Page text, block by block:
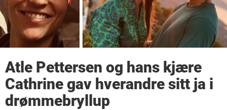
Atle Pettersen og hans kjære
Cathrine gav hverandre sitt ja i
drømmebryllup